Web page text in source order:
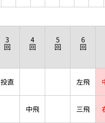
3
回
4
回
5
回
6
回
投直 左飛
中飛 三飛